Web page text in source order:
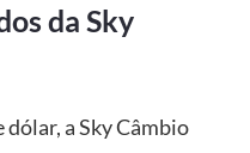
da Sky
dólar, a Sky Câmbio